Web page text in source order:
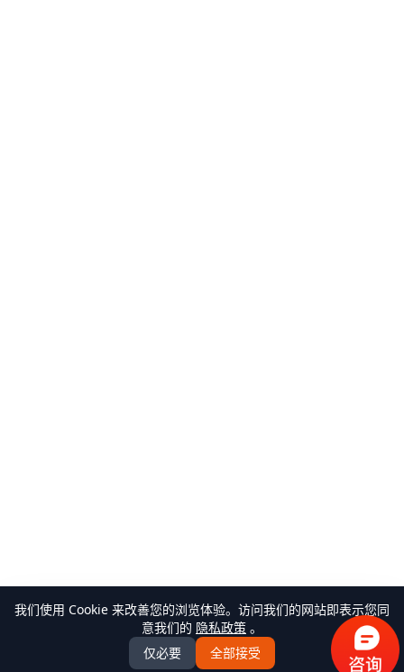
我们使用 Cookie 来改善您的浏览体验。访问我们的网站即表示您同
意我们的 隐私政策 。
仅必要
全部接受